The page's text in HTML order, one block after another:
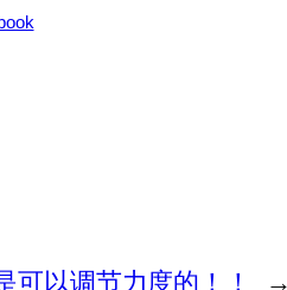
可以调节力度的！！ →